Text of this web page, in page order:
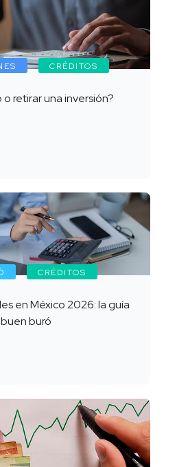
CRÉDITOS
retirar una inversión?
CRÉDITOS
en México 2026: la guía
buró